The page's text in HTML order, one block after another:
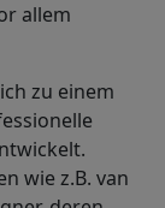
allem
zu einem
wie z.B. van